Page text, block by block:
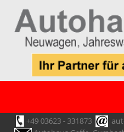
+49 03623 - 331873